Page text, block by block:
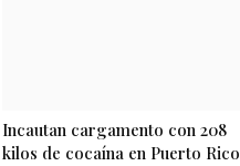
Incautan cargamento con 208
kilos de cocaína en Puerto Rico